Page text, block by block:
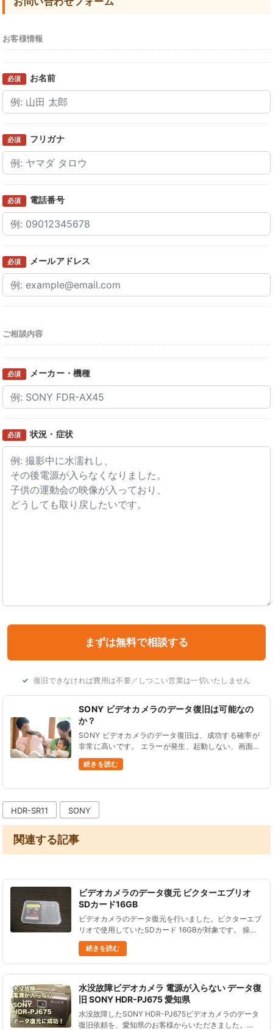
お客様情報
必須 お名前
必須 フリガナ
必須 電話番号
必須 メールアドレス
ご相談内容
必須 メーカー・機種
必須 状況・症状
復旧できなければ費用は不要／しつこい営業は一切いたしません
SONY ビデオカメラのデータ復旧は可能なの
か？
SONY ビデオカメラのデータ復旧は、成功する確率が
非常に高いです。 エラーが発生、起動しない、画面が
壊れた、データ削除したなど、ほとんどの状況からデ
ータを復旧できます。 データ復旧に対応している型
続きを読む
HDR-SR11 SONY
関連する記事
ビデオカメラのデータ復元 ビクターエブリオ
SDカード16GB
ビデオカメラのデータ復元を行いました。ビクターエブ
リオで使用していたSDカード 16GBが対象です。 操作
を誤って、大切なデータを削除してしまった。 バック
アップをしていなかったので、なんとかデータを復元し
てもらえるだろ......
続きを読む
水没故障ビデオカメラ 電源が入らない データ復
旧 SONY HDR-PJ675 愛知県
水没故障したSONY HDR-PJ675ビデオカメラのデータ
復旧依頼を、愛知県のお客様からいただきました。